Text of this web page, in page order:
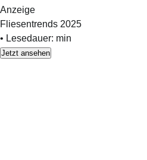
Anzeige
Fliesentrends 2025
• Lesedauer: min
Jetzt ansehen